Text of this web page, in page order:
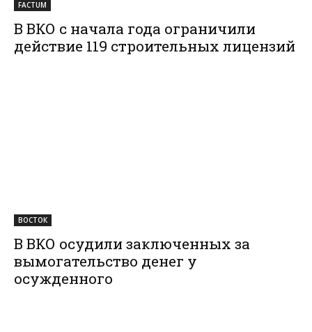
FACTUM
В ВКО с начала года ограничили
действие 119 строительных лицензий
ВОСТОК
В ВКО осудили заключенных за
вымогательство денег у
осужденного